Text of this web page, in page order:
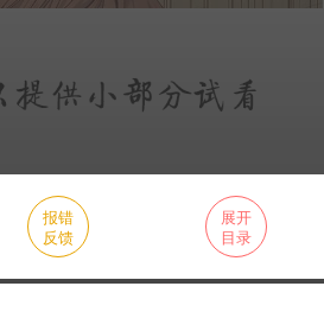
报错
反馈
展开
目录